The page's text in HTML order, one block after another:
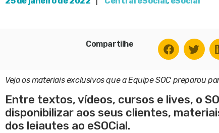
Compartilhe
Veja os materiais exclusivos que a Equipe SOC preparou
Entre textos, vídeos, cursos e lives, o
disponibilizar aos seus clientes,
dos leiautes ao eSOCial.